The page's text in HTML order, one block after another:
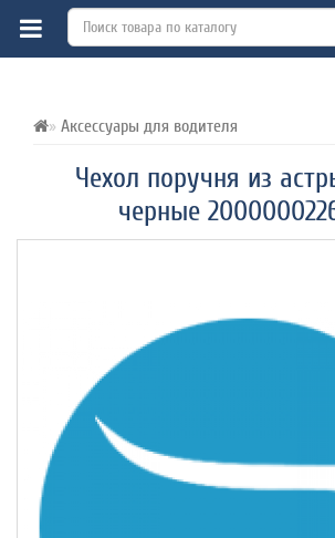
Аксессуары для водителя
Чехол поручня из
черные
ВСЕ О ТОВАРЕ ХАРАКТЕРИСТИКИ